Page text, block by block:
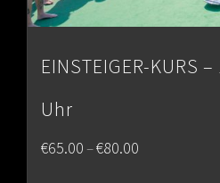
EINSTEIGER-KURS
Uhr
€65.00–€80.00